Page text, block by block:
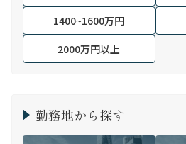
1400~1600万円
2000万円以上
勤務地から探す